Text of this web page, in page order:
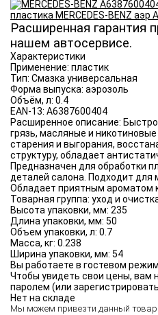
Расширенная гарантия
нашем автосервисе.
Характеристики
Применение: пластик
Тип: Смазка универсальная
Форма выпуска: аэрозоль
Объём, л: 0.4
EAN-13: A6387600404
Расширенное описание:
грязь, масляные и
старения и выгорания,
структуру, обладает
Предназначен для обработки
деталей салона. Подходит для
Обладает приятным ароматом
Товарная группа: уход и
Высота упаковки, мм: 235
Длина упаковки, мм: 50
Объем упаковки, л: 0.7
Масса, кг: 0.238
Ширина упаковки, мм: 54
Вы работаете в гостевом
Чтобы увидеть свои цены, вам
паролем (или
Нет на складе
Мы можем привезти данный товар